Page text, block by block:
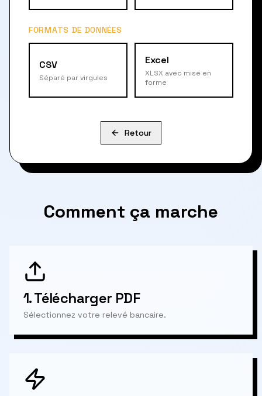
FORMATS DE DONNÉES
CSV
Séparé par virgules
Excel
XLSX avec mise en
forme
Retour
Comment ça marche
1.Télécharger PDF
Sélectionnez votre relevé bancaire.